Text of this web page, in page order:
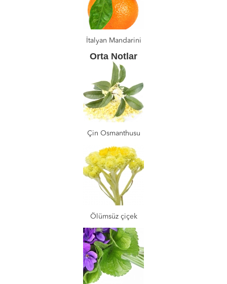
İtalyan Mandarini
Orta Notlar
Çin Osmanthusu
Ölümsüz çiçek